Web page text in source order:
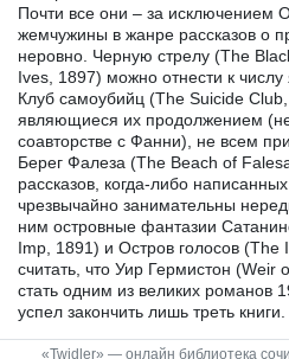
Почти все они – за исключением
жемчужины в жанре рассказов о
неровно. Черную стрелу (The
Ives, 1897) можно отнести к
Клуб самоубийц (The Suicide
являющиеся их продолжением
соавторстве с Фанни), не всем
Берег Фалеза (The Beach of
рассказов, когда-либо
чрезвычайно занимательны
ним островные фантазии
Imp, 1891) и Остров голосов
считать, что Уир Гермистон
стать одним из великих романов
успел закончить лишь треть книги.
«Twidler» — онлайн библиотека